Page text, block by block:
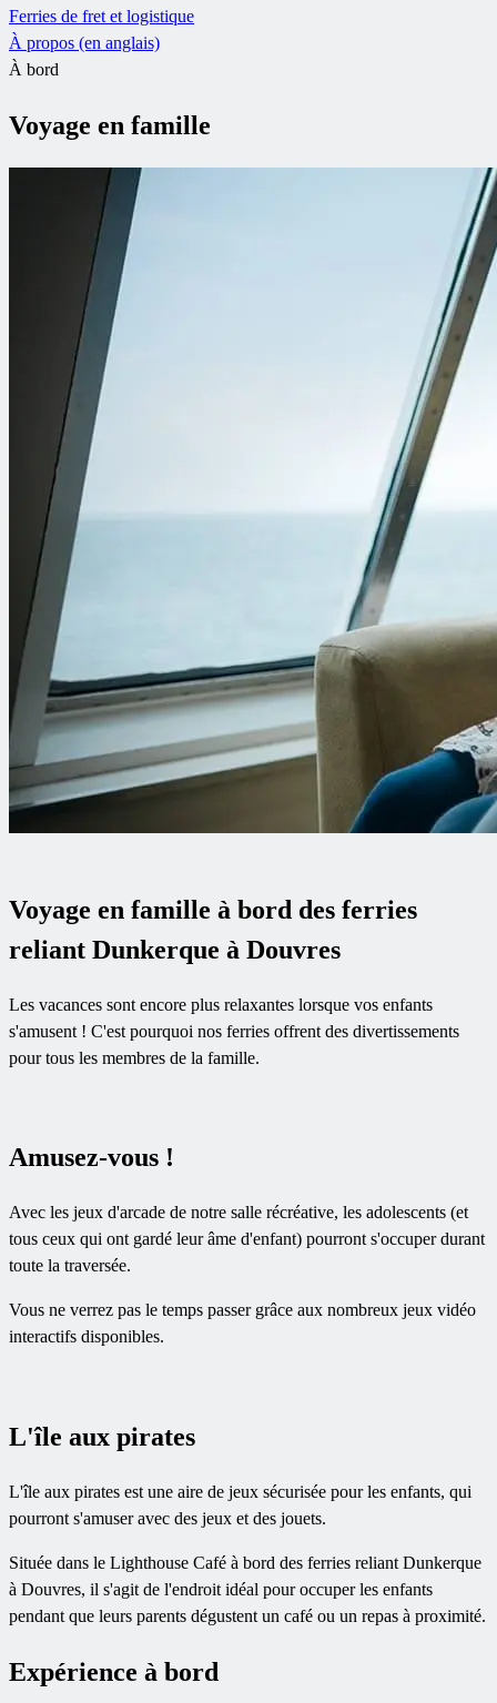
Ferries de fret et logistique
À propos (en anglais)
À bord
Voyage en famille
Voyage en famille à bord des ferries
reliant Dunkerque à Douvres
Les vacances sont encore plus relaxantes lorsque vos enfants
s'amusent ! C'est pourquoi nos ferries offrent des divertissements
pour tous les membres de la famille.
Amusez-vous !
Avec les jeux d'arcade de notre salle récréative, les adolescents (et
tous ceux qui ont gardé leur âme d'enfant) pourront s'occuper durant
toute la traversée.
Vous ne verrez pas le temps passer grâce aux nombreux jeux vidéo
interactifs disponibles.
L'île aux pirates
L'île aux pirates est une aire de jeux sécurisée pour les enfants, qui
pourront s'amuser avec des jeux et des jouets.
Située dans le Lighthouse Café à bord des ferries reliant Dunkerque
à Douvres, il s'agit de l'endroit idéal pour occuper les enfants
pendant que leurs parents dégustent un café ou un repas à proximité.
Expérience à bord